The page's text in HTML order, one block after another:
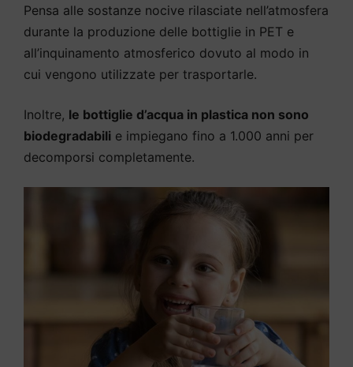
Pensa alle sostanze nocive rilasciate nell’atmosfera
durante la produzione delle bottiglie in PET e
all’inquinamento atmosferico dovuto al modo in
cui vengono utilizzate per trasportarle.
Inoltre, le bottiglie d’acqua in plastica non sono
biodegradabili e impiegano fino a 1.000 anni per
decomporsi completamente.